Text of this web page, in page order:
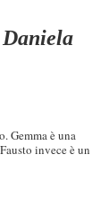
Daniela
Gemma è una
invece è un